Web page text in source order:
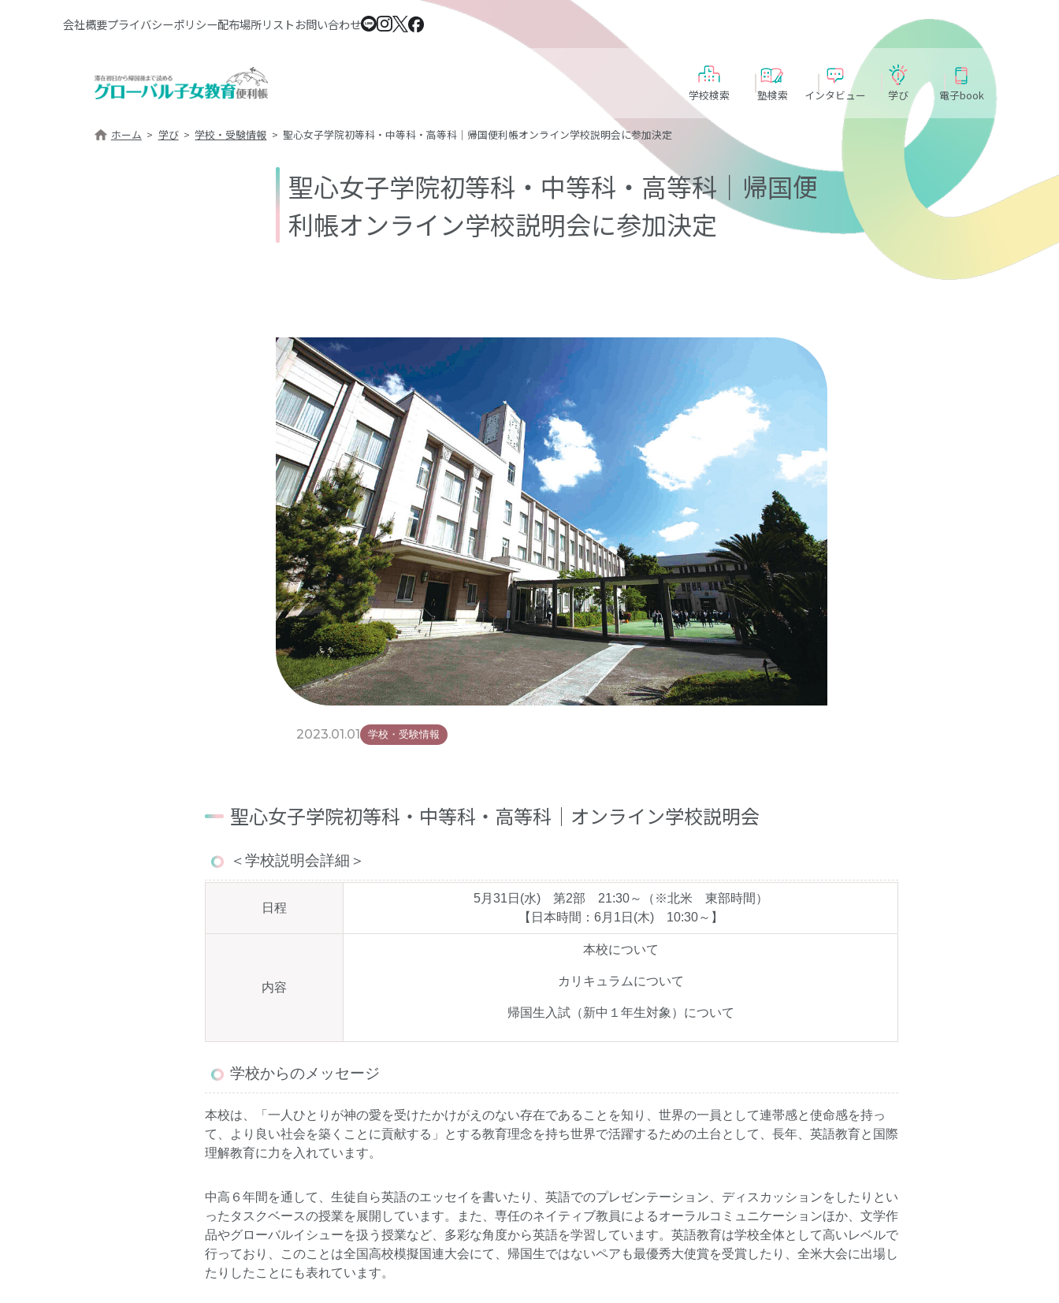
会社概要プライバシーポリシー配布場所リストお問い合わせ
学校検索 塾検索 インタビュー 学び 電子book
ホーム 学び 学校・受験情報 聖心女子学院初等科・中等科・高等科｜帰国便利帳オンライン学校説明会に参加決定
聖心女子学院初等科・中等科・高等科｜帰国便
利帳オンライン学校説明会に参加決定
2023.01.01 学校・受験情報
聖心女子学院初等科・中等科・高等科｜オンライン学校説明会
＜学校説明会詳細＞
日程
5月31日(水) 第2部 21:30～（※北米 東部時間）
【日本時間：6月1日(木) 10:30～】
内容
本校について
カリキュラムについて
帰国生入試（新中１年生対象）について
学校からのメッセージ
本校は、「一人ひとりが神の愛を受けたかけがえのない存在であることを知り、世界の一員として連帯感と使命感を持っ
て、より良い社会を築くことに貢献する」とする教育理念を持ち世界で活躍するための土台として、長年、英語教育と国際
理解教育に力を入れています。
中高６年間を通して、生徒自ら英語のエッセイを書いたり、英語でのプレゼンテーション、ディスカッションをしたりとい
ったタスクベースの授業を展開しています。また、専任のネイティブ教員によるオーラルコミュニケーションほか、文学作
品やグローバルイシューを扱う授業など、多彩な角度から英語を学習しています。英語教育は学校全体として高いレベルで
行っており、このことは全国高校模擬国連大会にて、帰国生ではないペアも最優秀大使賞を受賞したり、全米大会に出場し
たりしたことにも表れています。